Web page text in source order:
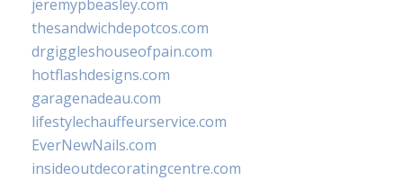
jeremypbeasley.com
thesandwichdepotcos.com
drgiggleshouseofpain.com
hotflashdesigns.com
garagenadeau.com
lifestylechauffeurservice.com
EverNewNails.com
insideoutdecoratingcentre.com